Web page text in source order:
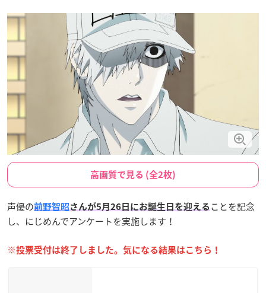
高画質で見る (全2枚)
声優の前野智昭 さんが5月26日にお誕生日を迎える ことを記念
し、にじめんでアンケートを実施します！
※投票受付は終了しました。気になる結果はこちら！